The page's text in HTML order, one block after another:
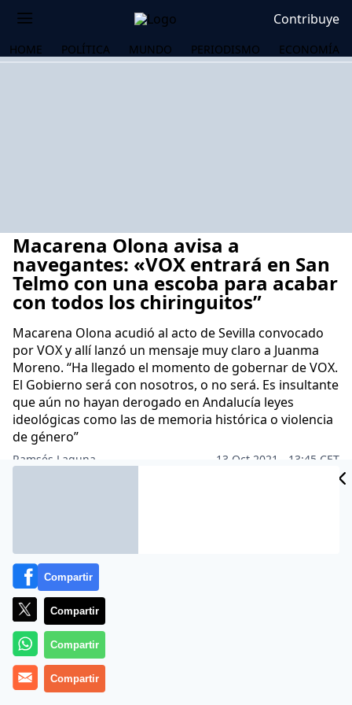
Contribuye
HOME POLÍTICA MUNDO PERIODISMO ECONOMÍA
Macarena Olona avisa a
navegantes: «VOX entrará en San
Telmo con una escoba para acabar
con todos los chiringuitos”
Macarena Olona acudió al acto de Sevilla convocado
por VOX y allí lanzó un mensaje muy claro a Juanma
Moreno. “Ha llegado el momento de gobernar de VOX.
El Gobierno será con nosotros, o no será. Es insultante
que aún no hayan derogado en Andalucía leyes
ideológicas como las de memoria histórica o violencia
de género”
Ramsés Laguna
13 Oct 2021 - 13:45 CET
Compartir
Compartir
Compartir
Compartir